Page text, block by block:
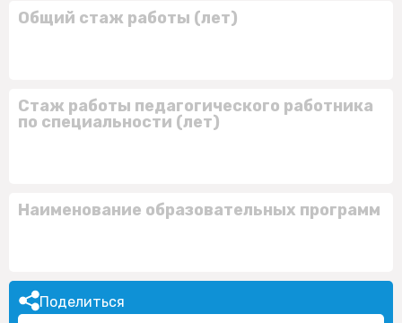
Общий стаж работы (лет)
Стаж работы педагогического работника
по специальности (лет)
Наименование образовательных программ
Поделиться